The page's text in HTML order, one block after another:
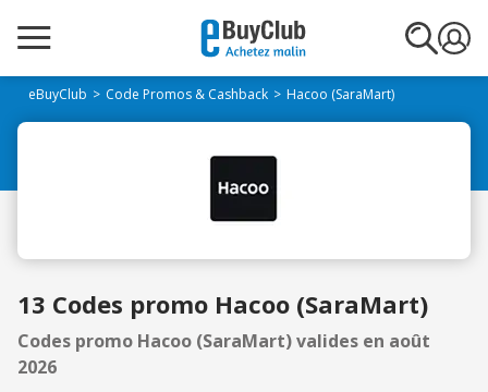
eBuyClub Code Promos & Cashback Hacoo (SaraMart)
13 Codes promo Hacoo (SaraMart)
Codes promo Hacoo (SaraMart) valides en août
2026